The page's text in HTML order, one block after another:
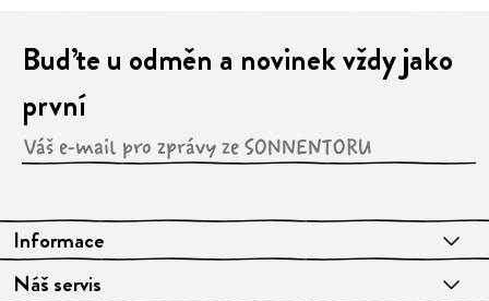
Informace
Náš servis
Buďte u odměn a novinek vždy jako
první